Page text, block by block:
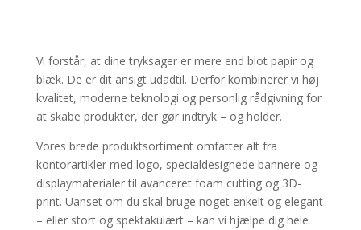
Vi forstår, at dine tryksager er mere end blot papir og
blæk. De er dit ansigt udadtil. Derfor kombinerer vi høj
kvalitet, moderne teknologi og personlig rådgivning for
at skabe produkter, der gør indtryk – og holder.
Vores brede produktsortiment omfatter alt fra
kontorartikler med logo, specialdesignede bannere og
displaymaterialer til avanceret foam cutting og 3D-
print. Uanset om du skal bruge noget enkelt og elegant
– eller stort og spektakulært – kan vi hjælpe dig hele